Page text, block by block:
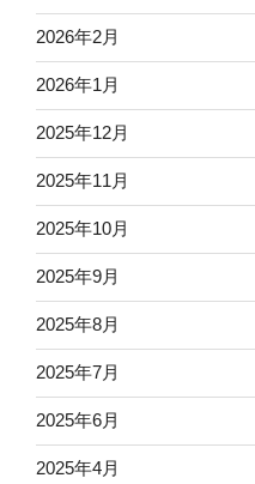
2026年2月
2026年1月
2025年12月
2025年11月
2025年10月
2025年9月
2025年8月
2025年7月
2025年6月
2025年4月